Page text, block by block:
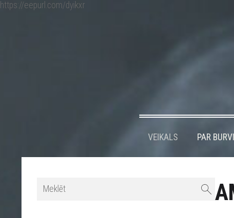
https://eepurl.com/dyikxr
VEIKALS PAR BURVI